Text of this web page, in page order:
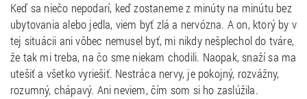
Keď sa niečo nepodarí, keď zostaneme z minúty na minútu bez
ubytovania alebo jedla, viem byť zlá a nervózna. A on, ktorý by v
tej situácii ani vôbec nemusel byť, mi nikdy nešplechol do tváre,
že tak mi treba, na čo sme niekam chodili. Naopak, snaží sa ma
utešiť a všetko vyriešiť. Nestráca nervy, je pokojný, rozvážny,
rozumný, chápavý. Ani neviem, čím som si ho zaslúžila.